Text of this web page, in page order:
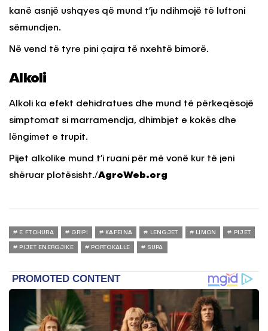
kanë asnjë ushqyes që mund t’ju ndihmojë të luftoni
sëmundjen.
Në vend të tyre pini çajra të nxehtë bimorë.
Alkoli
Alkoli ka efekt dehidratues dhe mund të përkeqësojë
simptomat si marramendja, dhimbjet e kokës dhe
lëngimet e trupit.
Pijet alkolike mund t’i ruani për më vonë kur të jeni
shëruar plotësisht./AgroWeb.org
E FTOHURA GRIPI KAFEINA LENGJET LIMON PIJET
PIJET ENERGJIKE PORTOKALLE SUPA